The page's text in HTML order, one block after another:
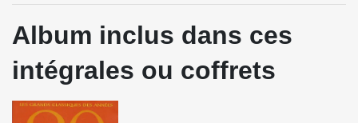
Album inclus dans ces
intégrales ou coffrets